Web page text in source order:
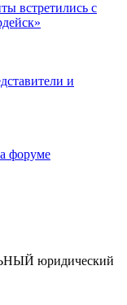
встретились с
и
форуме
юридический